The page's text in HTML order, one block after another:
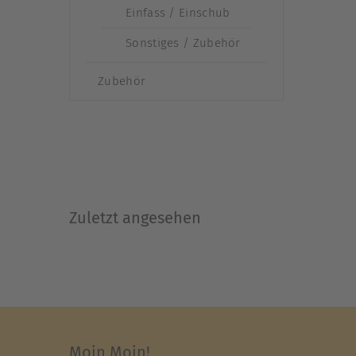
Einfass / Einschub
Sonstiges / Zubehör
Zubehör
Zuletzt angesehen
Moin Moin!